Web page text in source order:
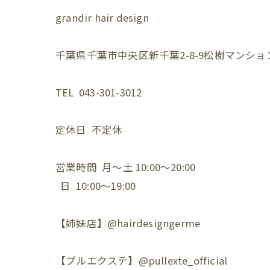
grandir hair design
千葉県千葉市中央区新千葉2-8-9松樹マンショ
TEL 043-301-3012
定休日 不定休
営業時間 月〜土 10:00〜20:00
日 10:00〜19:00
【姉妹店】@hairdesigngerme
【プルエクステ】@pullexte_official